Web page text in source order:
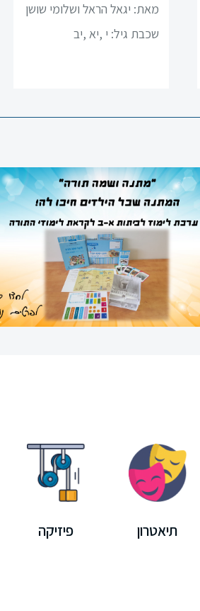
מאת: יגאל הראל ושלומי שושן
שכבת גיל: י ,יא ,יב
פיזיקה תיאטרון